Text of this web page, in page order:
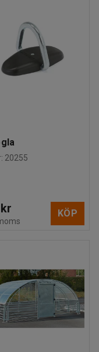
: 20255
KÖP